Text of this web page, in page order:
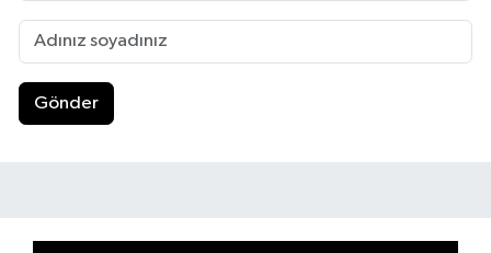
Gönder